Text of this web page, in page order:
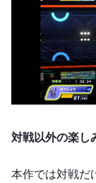
対戦以外の楽し
本作では対戦だ